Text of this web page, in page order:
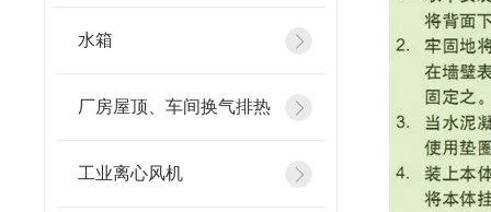
水箱
厂房屋顶、车间换气排热
工业离心风机